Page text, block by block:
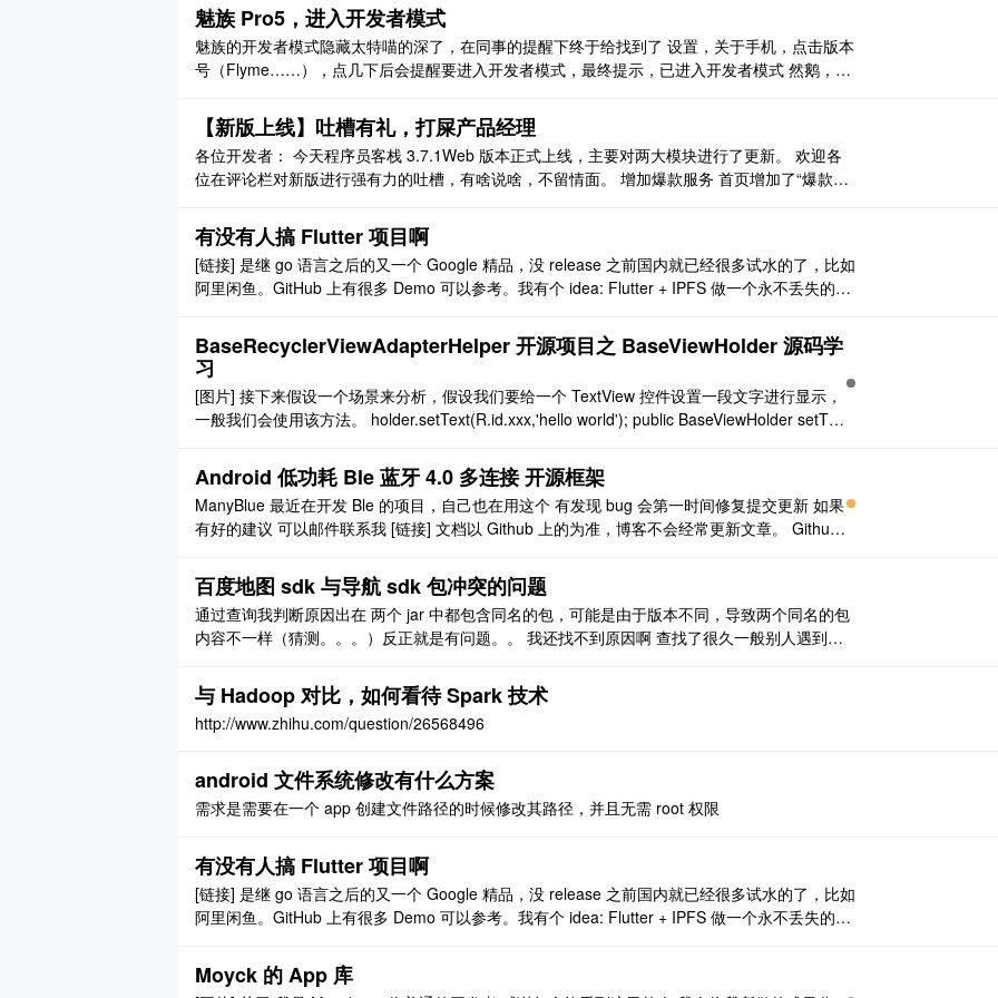
动 头元素 +1 尾元素-1 碰撞检测 当蛇 ..
魅族 Pro5，进入开发者模式
魅族的开发者模式隐藏太特喵的深了，在同事的提醒下终于给找到了 设置，关于手机，点击版本
号（Flyme……），点几下后会提醒要进入开发者模式，最终提示，已进入开发者模式 然鹅，你
意想不到了），进入后，打开 USB 调试 其他设置根据官方 ..
【新版上线】吐槽有礼，打屎产品经理
各位开发者： 今天程序员客栈 3.7.1Web 版本正式上线，主要对两大模块进行了更新。 欢迎各
位在评论栏对新版进行强有力的吐槽，有啥说啥，不留情面。 增加爆款服务 首页增加了“爆款服
页面对筛选进行了优化，同时增加 ..
有没有人搞 Flutter 项目啊
[链接] 是继 go 语言之后的又一个 Google 精品，没 release 之前国内就已经很多试水的了，比如
阿里闲鱼。GitHub 上有很多 Demo 可以参考。我有个 idea: Flutter + IPFS 做一个永不丢失的日
BaseRecyclerViewAdapterHelper 开源项目之 BaseViewHolder 源码学
习
[图片] 接下来假设一个场景来分析，假设我们要给一个 TextView 控件设置一段文字进行显示，
一般我们会使用该方法。 holder.setText(R.id.xxx,'hello world'); public BaseViewHolder setTex
Android 低功耗 Ble 蓝牙 4.0 多连接 开源框架
ManyBlue 最近在开发 Ble 的项目，自己也在用这个 有发现 bug 会第一时间修复提交更新 如果
有好的建议 可以邮件联系我 [链接] 文档以 Github 上的为准，博客不会经常更新文章。 Github
百度地图 sdk 与导航 sdk 包冲突的问题
通过查询我判断原因出在 两个 jar 中都包含同名的包，可能是由于版本不同，导致两个同名的包
内容不一样（猜测。。。）反正就是有问题。。 我还找不到原因啊 查找了很久一般别人遇到的
深我看不懂。。。。） 暂时就这么急着，我再 ..
与 Hadoop 对比，如何看待 Spark 技术
http://www.zhihu.com/question/26568496
android 文件系统修改有什么方案
需求是需要在一个 app 创建文件路径的时候修改其路径，并且无需 root 权限
有没有人搞 Flutter 项目啊
[链接] 是继 go 语言之后的又一个 Google 精品，没 release 之前国内就已经很多试水的了，比如
阿里闲鱼。GitHub 上有很多 Demo 可以参考。我有个 idea: Flutter + IPFS 做一个永不丢失的日
Moyck 的 App 库